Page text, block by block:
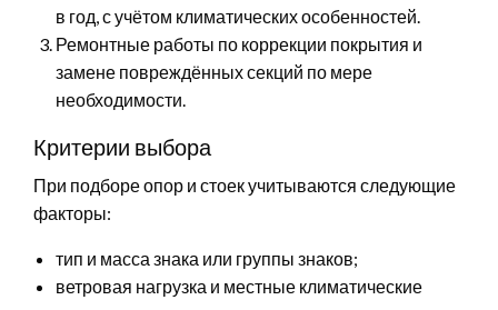
в год, с учётом климатических особенностей.
Ремонтные работы по коррекции покрытия и
замене повреждённых секций по мере
необходимости.
Критерии выбора
При подборе опор и стоек учитываются следующие
факторы:
тип и масса знака или группы знаков;
ветровая нагрузка и местные климатические